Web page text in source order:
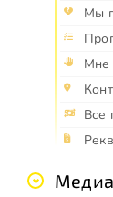
Мы
Мне
Все